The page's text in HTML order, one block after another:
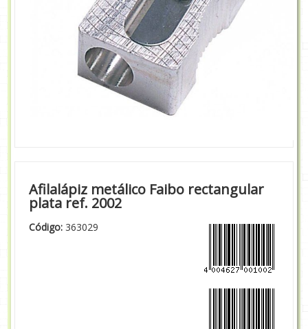
Afilalápiz metálico Faibo rectangular
plata ref. 2002
Código: 363029